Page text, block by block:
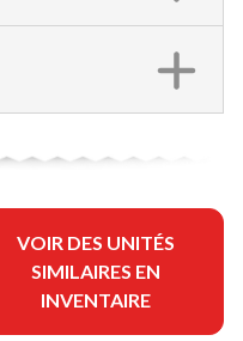
VOIR DES UNITÉS
SIMILAIRES EN
INVENTAIRE